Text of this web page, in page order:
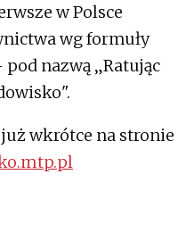
w Polsce
wg formuły
nazwą „Ratując
wkrótce na stronie